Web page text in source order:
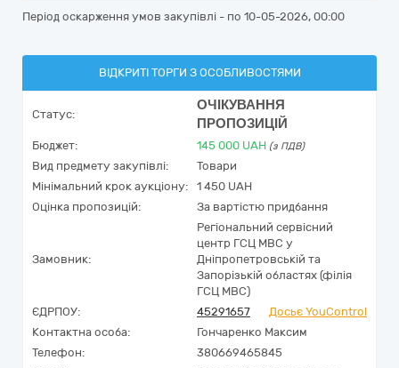
Період оскарження умов закупівлі - по 10-05-2026, 00:00
ВІДКРИТІ ТОРГИ З ОСОБЛИВОСТЯМИ
Статус:
ОЧІКУВАННЯ
ПРОПОЗИЦІЙ
Бюджет: 145 000 UAH (з ПДВ)
Вид предмету закупівлі:
Товари
Мінімальний крок аукціону:
1 450 UAH
Оцінка пропозицій:
За вартістю придбання
Замовник:
Регіональний сервісний
центр ГСЦ МВС у
Дніпропетровській та
Запорізькій областях (філія
ГСЦ МВС)
ЄДРПОУ:
45291657
Досьє YouControl
Контактна особа:
Гончаренко Максим
Телефон:
380669465845